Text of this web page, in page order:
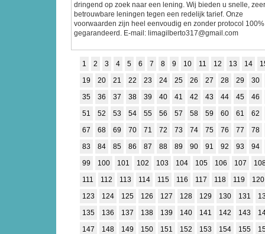
dringend op zoek naar een lening. Wij bieden u snelle, zeer
betrouwbare leningen tegen een redelijk tarief. Onze
voorwaarden zijn heel eenvoudig en zonder protocol 100%
gegarandeerd. E-mail: limagilberto317@gmail.com
1 2 3 4 5 6 7 8 9 10 11 12 13 14
19
20 21 22 23 24 25 26 27 28 29
30
35
36 37 38 39 40 41 42 43 44 45
46
51
52 53 54 55 56 57 58 59 60 61
62
67
68 69 70 71 72 73 74 75 76 77
78
83
84 85 86 87 88 89 90 91 92 93
94
99
100 101 102 103 104 105 106 107
111
112 113 114 115 116 117 118 119
120
123
124 125 126 127 128 129 130 131
135
136 137 138 139 140 141 142 143
147
148 149 150 151 152 153 154 155